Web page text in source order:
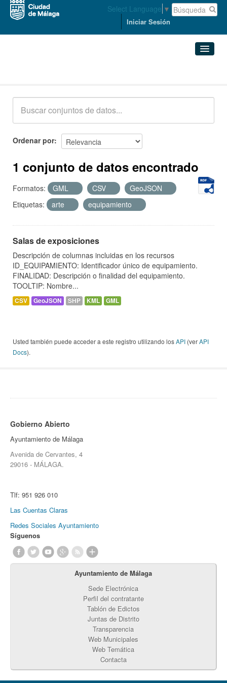
Select Language ▼
Iniciar Sesión
Acerca de
Ordenar por
1 conjunto de datos encontrado
Formatos: GML CSV
GeoJSON
Etiquetas:
arte equipamiento
Salas de exposiciones
Descripción de columnas incluidas en los recursos
ID_EQUIPAMIENTO: Identificador único de equipamiento.
FINALIDAD: Descripción o finalidad del equipamiento.
TOOLTIP: Nombre...
CSV GeoJSON SHP KML GML
Usted también puede acceder a este registro utilizando losAPI (verAPI
Docs).
Gobierno Abierto
Ayuntamiento de Málaga
Avenida de Cervantes, 4
29016 - MÁLAGA.
Tlf: 951 926 010
Las Cuentas Claras
Redes Sociales Ayuntamiento
Síguenos
Ayuntamiento de Málaga
Sede Electrónica
Perfil del contratante
Tablón de Edictos
Juntas de Distrito
Transparencia
Web Municipales
Web Temática
Contacta